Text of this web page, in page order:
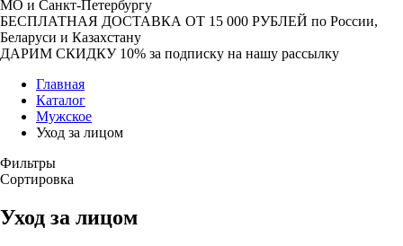
МО и Санкт-Петербургу
БЕСПЛАТНАЯ ДОСТАВКА ОТ 15 000 РУБЛЕЙ по России,
Беларуси и Казахстану
ДАРИМ СКИДКУ 10% за подписку на нашу рассылку
Главная
Каталог
Мужское
Уход за лицом
Фильтры
Сортировка
Уход за лицом